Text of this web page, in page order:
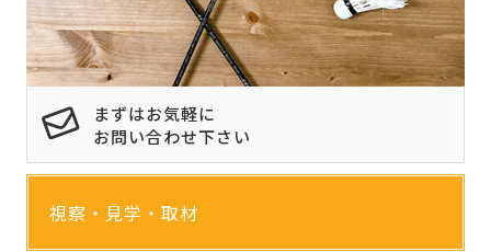
まずはお気軽に
お問い合わせ下さい
視察・見学・取材